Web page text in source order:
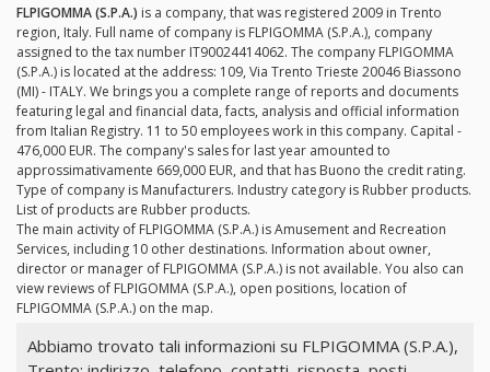
FLPIGOMMA (S.P.A.) is a company, that was registered 2009 in Trento
region, Italy. Full name of company is FLPIGOMMA (S.P.A.), company
assigned to the tax number IT90024414062. The company FLPIGOMMA
(S.P.A.) is located at the address: 109, Via Trento Trieste 20046 Biassono
(MI) - ITALY. We brings you a complete range of reports and documents
featuring legal and financial data, facts, analysis and official information
from Italian Registry. 11 to 50 employees work in this company. Capital -
476,000 EUR. The company's sales for last year amounted to
approssimativamente 669,000 EUR, and that has Buono the credit rating.
Type of company is Manufacturers. Industry category is Rubber products.
List of products are Rubber products.
The main activity of FLPIGOMMA (S.P.A.) is Amusement and Recreation
Services, including 10 other destinations. Information about owner,
director or manager of FLPIGOMMA (S.P.A.) is not available. You also can
view reviews of FLPIGOMMA (S.P.A.), open positions, location of
FLPIGOMMA (S.P.A.) on the map.
Abbiamo trovato tali informazioni su FLPIGOMMA (S.P.A.),